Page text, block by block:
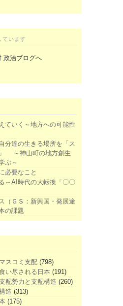
ています
ていく～地方への可能性
分達の生きる場所を「ス
～神山町の地方創生
ぶ～
必要なこと
～AI時代の大転換「〇〇
（ＧＳ：新興国・発展途
の課題
スコミ支配 (798)
い尽される日本 (191)
配勢力と支配構造 (260)
造 (313)
(175)